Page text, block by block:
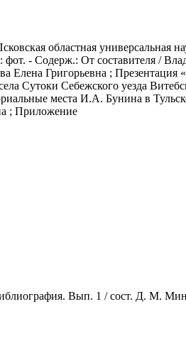
областная универсальная
фот. - Содерж.: От составителя /
Григорьевна ; Презентация
Сутоки Себежского уезда
места И.А. Бунина в
; Приложение
Вып. 1 / сост. Д. М.